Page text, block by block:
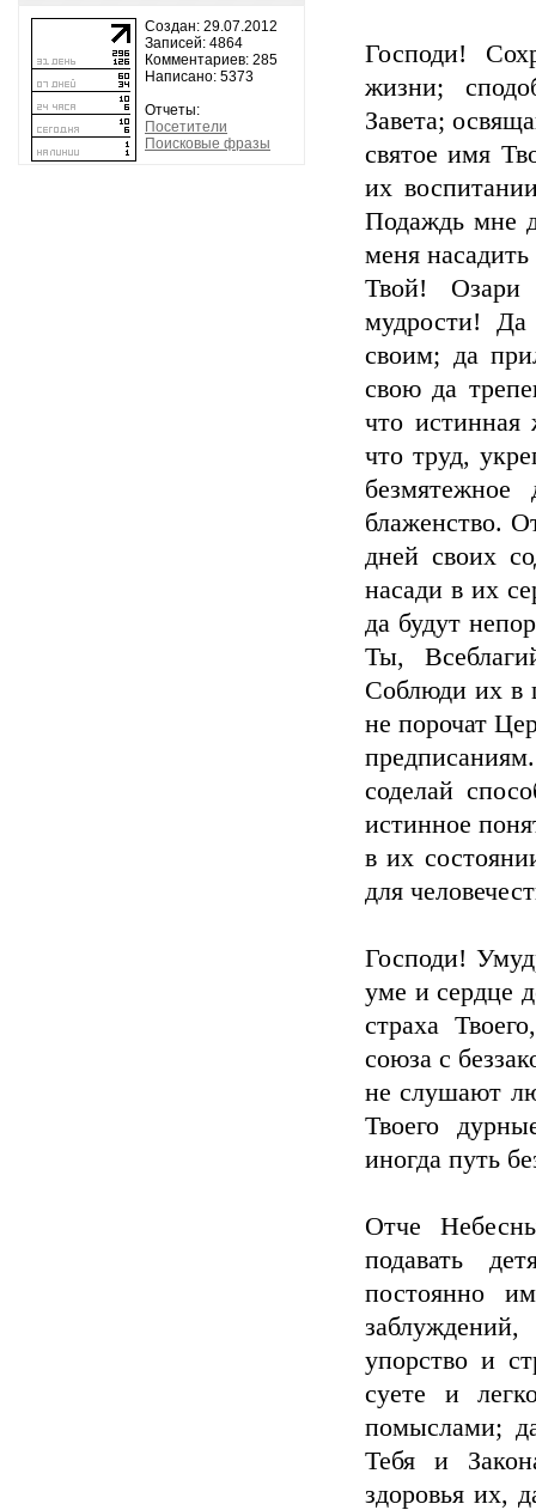
Создан: 29.07.2012
Записей: 4864
Комментариев: 285
Написано: 5373
Отчеты:
Посетители
Поисковые фразы
Господи!
жизни;
Завета;
святое имя
их
Подаждь мне
меня
Твой! Озари
мудрости!
своим; да
свою да
что истинная
что труд,
блаженство.
дней своих
насади в их
да будут
Ты,
Соблюди их в
не порочат
соделай
истинное
в их
для
Господи!
уме и сердце
страха
союза с
не слушают
Твоего
иногда путь
Отче
подавать
постоянно
упорство и
суете и
помыслами;
Тебя и
здоровья их,